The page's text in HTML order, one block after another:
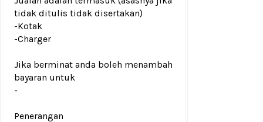
tidak ditulis tidak disertakan)
-Kotak
-Charger
Jika berminat anda boleh menambah
bayaran untuk
-
Penerangan